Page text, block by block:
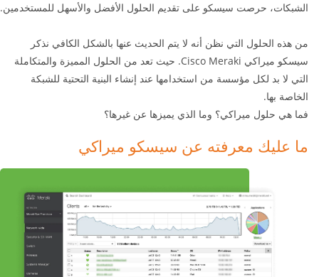
الشبكات، حرصت سيسكو على تقديم الحلول الأفضل والأسهل للمستخدمين.
من هذه الحلول التي نظن أنه لا يتم الحديث عنها بالشكل الكافي نذكر
سيسكو ميراكي Cisco Meraki. حيث تعد من الحلول المميزة والمتكاملة
التي لا بد لكل مؤسسة من استخدامها عند إنشاء البنية التحتية للشبكة
الخاصة بها.
فما هي حلول ميراكي؟ وما الذي يميزها عن غيرها؟
ما عليك معرفته عن سيسكو ميراكي